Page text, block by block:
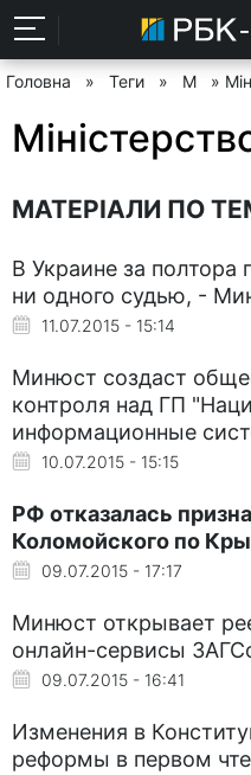
Головна » Теги » М »
МАТЕРІАЛИ ПО
В Украине за полтора
ни одного судью, -
11.07.2015 - 15:14
Минюст создаст
контроля над ГП
информационные
10.07.2015 - 15:15
РФ отказалась
Коломойского по
09.07.2015 - 17:17
Минюст открывает
онлайн-сервисы
09.07.2015 - 16:41
Изменения в
реформы в первом